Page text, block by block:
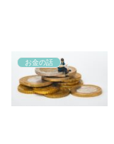
お金の話